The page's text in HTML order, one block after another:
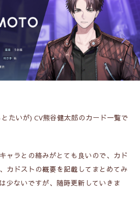
たいが) CV熊谷健太郎のカード一覧で
ャラとの絡みがとても良いので、カド
カドストの概要を記載してまとめてみ
少ないですが、随時更新していきま